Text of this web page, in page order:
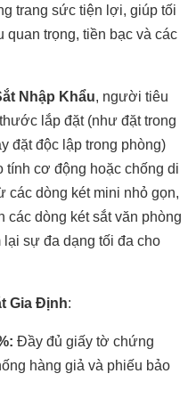
trang sức tiện lợi, giúp tối
trọng, tiền bạc và các
Nhập Khẩu, người tiêu
lắp đặt (như đặt trong
đặt độc lập trong phòng)
tính cơ động hoặc chống di
các dòng két mini nhỏ gọn,
các dòng két sắt văn phòng
sự đa dạng tối đa cho
Gia Định:
Đầy đủ giấy tờ chứng
hàng giả và phiếu bảo